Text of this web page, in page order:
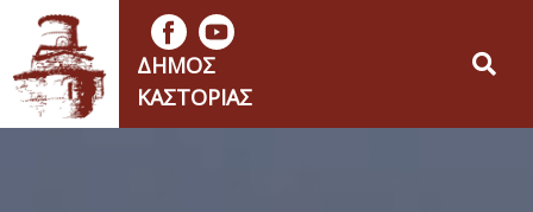
ΔΉΜΟΣ
ΚΑΣΤΟΡΙΆΣ